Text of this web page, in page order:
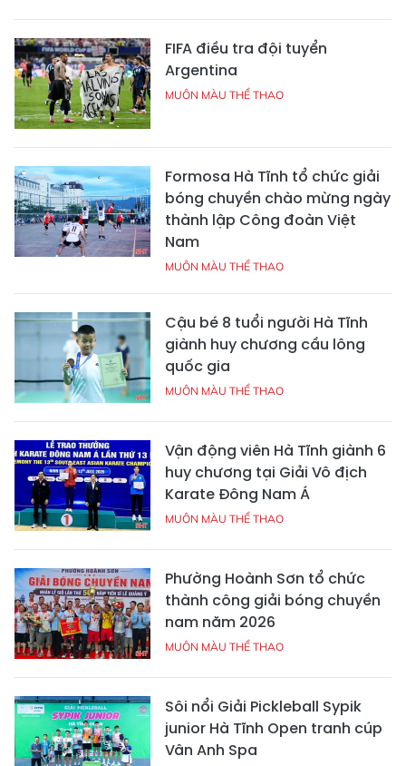
FIFA điều tra đội tuyển
Argentina
MUÔN MÀU THỂ THAO
Formosa Hà Tĩnh tổ chức giải
bóng chuyền chào mừng ngày
thành lập Công đoàn Việt
Nam
MUÔN MÀU THỂ THAO
Cậu bé 8 tuổi người Hà Tĩnh
giành huy chương cầu lông
quốc gia
MUÔN MÀU THỂ THAO
Vận động viên Hà Tĩnh giành 6
huy chương tại Giải Vô địch
Karate Đông Nam Á
MUÔN MÀU THỂ THAO
Phường Hoành Sơn tổ chức
thành công giải bóng chuyền
nam năm 2026
MUÔN MÀU THỂ THAO
Sôi nổi Giải Pickleball Sypik
junior Hà Tĩnh Open tranh cúp
Vân Anh Spa